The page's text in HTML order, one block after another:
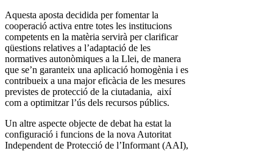
Aquesta aposta decidida per fomentar la
cooperació activa entre totes les institucions
competents en la matèria servirà per clarificar
qüestions relatives a l’adaptació de les
normatives autonòmiques a la Llei, de manera
que se’n garanteix una aplicació homogènia i es
contribueix a una major eficàcia de les mesures
previstes de protecció de la ciutadania, així
com a optimitzar l’ús dels recursos públics.
Un altre aspecte objecte de debat ha estat la
configuració i funcions de la nova Autoritat
Independent de Protecció de l’Informant (AAI),